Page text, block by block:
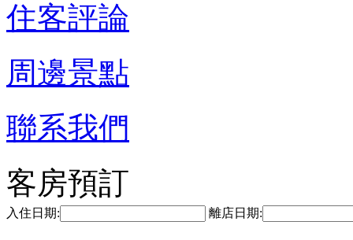
住客評論
周邊景點
聯系我們
客房預訂
入住日期: 離店日期: